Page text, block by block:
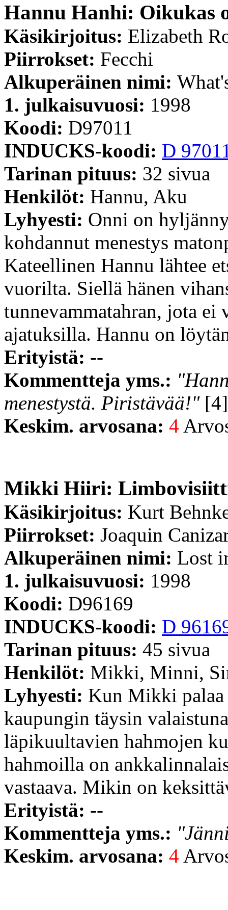
Hannu Hanhi: Oikukas
Käsikirjoitus: Elizabeth
Piirrokset: Fecchi
Alkuperäinen nimi:
1. julkaisuvuosi: 1998
Koodi: D97011
INDUCKS-koodi: D
Tarinan pituus: 32 sivua
Henkilöt: Hannu, Aku
Lyhyesti: Onni on
kohdannut menestys
Kateellinen Hannu lähtee
vuorilta. Siellä hänen
tunnevammatahran, jota
ajatuksilla. Hannu on
Erityistä: --
Kommentteja yms.:
menestystä. Piristävää!"
Keskim. arvosana: 4
Mikki Hiiri:
Käsikirjoitus: Kurt
Piirrokset: Joaquin
Alkuperäinen nimi: Lost
1. julkaisuvuosi: 1998
Koodi: D96169
INDUCKS-koodi: D
Tarinan pituus: 45 sivua
Henkilöt: Mikki, Minni,
Lyhyesti: Kun Mikki palaa
kaupungin täysin
läpikuultavien hahmojen
hahmoilla on
vastaava. Mikin on
Erityistä: --
Kommentteja yms.:
Keskim. arvosana: 4